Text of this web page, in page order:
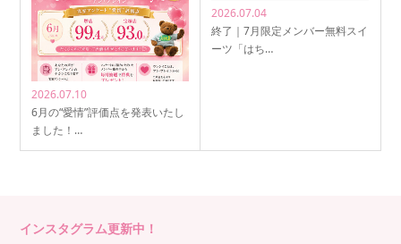
2026.07.10
6月の“愛情”評価点を発表いたし
ました！…
2026.07.04
終了｜7月限定メンバー無料スイ
ーツ「はち…
インスタグラム更新中！